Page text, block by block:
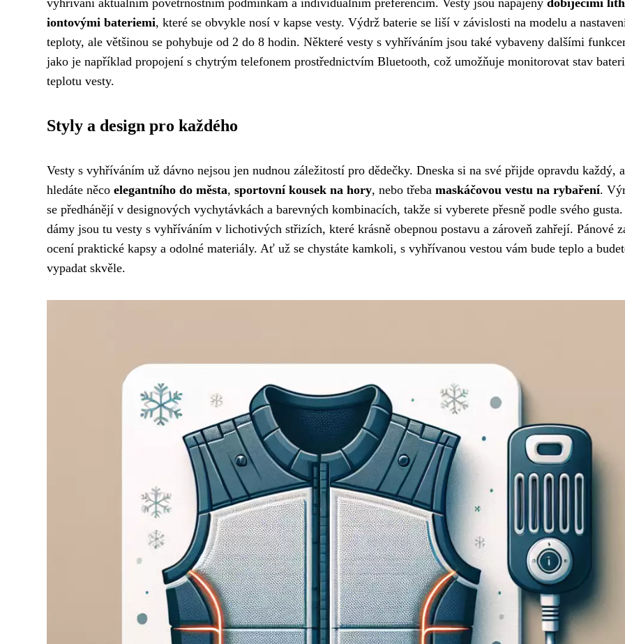
vyhřívání aktuálním povětrnostním podmínkám a individuálním preferencím. Vesty jsou napájeny dobíjecími
iontovými bateriemi, které se obvykle nosí v kapse vesty. Výdrž baterie se liší v závislosti na modelu a
teploty, ale většinou se pohybuje od 2 do 8 hodin. Některé vesty s vyhříváním jsou také vybaveny dalšími
jako je například propojení s chytrým telefonem prostřednictvím Bluetooth, což umožňuje monitorovat stav
teplotu vesty.
Styly a design pro každého
Vesty s vyhříváním už dávno nejsou jen nudnou záležitostí pro dědečky. Dneska si na své přijde opravdu každý,
hledáte něco elegantního do města, sportovní kousek na hory, nebo třeba maskáčovou vestu na rybaření.
se předhánějí v designových vychytávkách a barevných kombinacích, takže si vyberete přesně podle svého
dámy jsou tu vesty s vyhříváním v lichotivých střizích, které krásně obepnou postavu a zároveň zahřejí. Pánové
ocení praktické kapsy a odolné materiály. Ať už se chystáte kamkoli, s vyhřívanou vestou vám bude teplo a
vypadat skvěle.